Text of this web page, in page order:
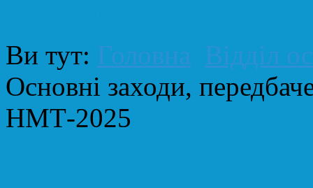
Ви тут: Головна Відділ
Основні заходи,
НМТ-2025